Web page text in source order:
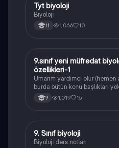
Biyoloji
Tyt biyoloji
Biyoloji
11 1,066 10
Biyoloji
9.sınıf yeni müfredat
özellikleri-1
Umarım yardımcı olur
burda bütün konu başlıkları
9 1,019 15
Biyoloji
9. Sınıf biyoloji
Biyoloji ders notları